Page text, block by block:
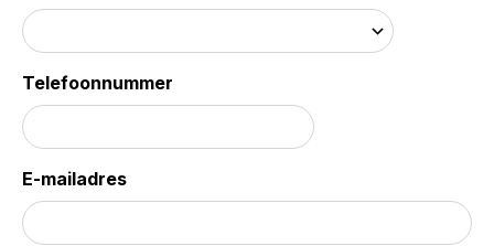
Telefoonnummer
E-mailadres